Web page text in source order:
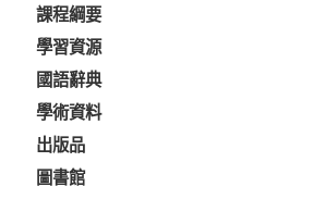
課程綱要
學習資源
國語辭典
學術資料
出版品
圖書館